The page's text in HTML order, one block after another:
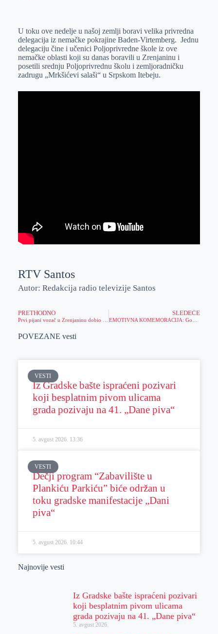
e
r
I
n
s
A
p
p
a
i
l
U toku ove nedelje u našoj zemlji boravi velika privredna
delegacija iz nemačke pokrajine Baden-Virtemberg. Jednu
delegaciju čine i učenici Poljoprivredne škole iz ove
nemačke oblasti koji su danas boravili u Zrenjaninu i
posetili srednju Poljoprivrednu školu i zemljoradničku
zadrugu „Mrkšićevi salaši“ u Srpskom Itebeju.
RTV Santos
Autor: Redakcija radio televizije Santos
PRETHODNO SLEDEĆE
POVEZANE vesti
VESTI
Iz Gradske bašte ispraćeni pozivari
koji besplatnim pivom ulicama
grada pozivaju na 41. „Dane piva“
5. avgust 2026. 13:36
VESTI
Dečji program “Zabavilište u
Plankiću Parkiću” biće održan u
toku gradske manifestacije „Dani
piva“
5. avgust 2026. 10:44
Najnovije vesti
Iz Gradske bašte ispraćeni pozivari
koji besplatnim pivom ulicama
grada pozivaju na 41. „Dane piva“
5. avgust 2026.